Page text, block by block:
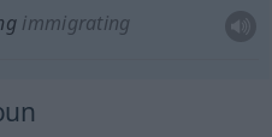
immigrating